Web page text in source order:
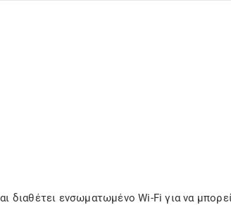
διαθέτει ενσωματωμένο Wi-Fi για να